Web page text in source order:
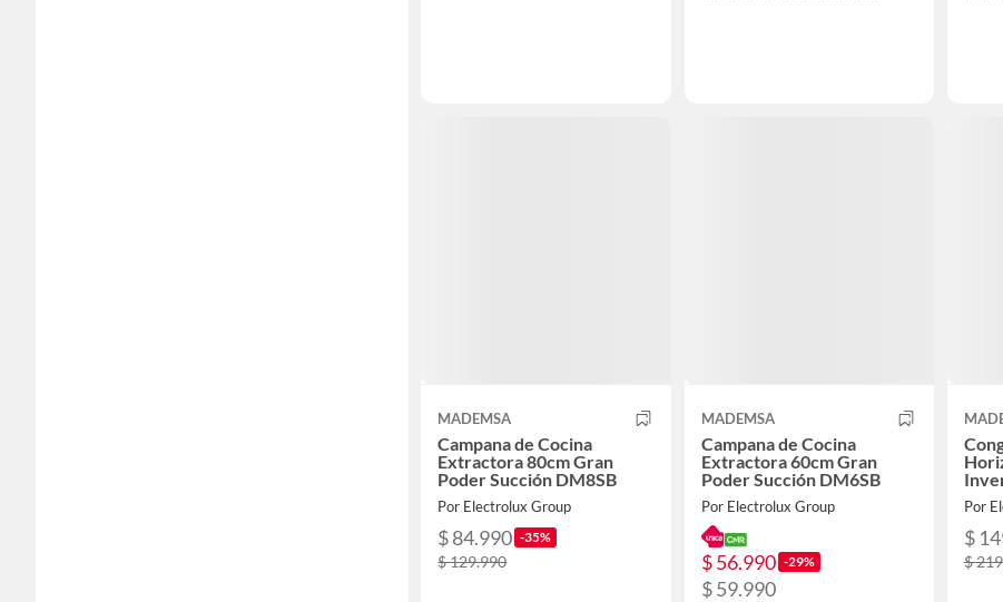
MADEMSA
Campana de Cocina
Extractora 80cm Gran
Poder Succión DM8SB
Por Electrolux Group
$ 84.990 -35%
$ 129.990
MADEMSA
Campana de Cocina
Extractora 60cm Gran
Poder Succión DM6SB
Por Electrolux Group
$ 56.990 -29%
$ 59.990
Por
$
$